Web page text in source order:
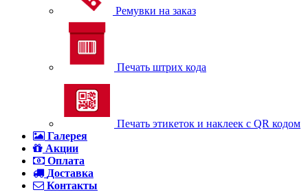
Ремувки на заказ
Печать штрих кода
Печать этикеток и наклеек с QR кодом
Галерея
Акции
Оплата
Доставка
Контакты